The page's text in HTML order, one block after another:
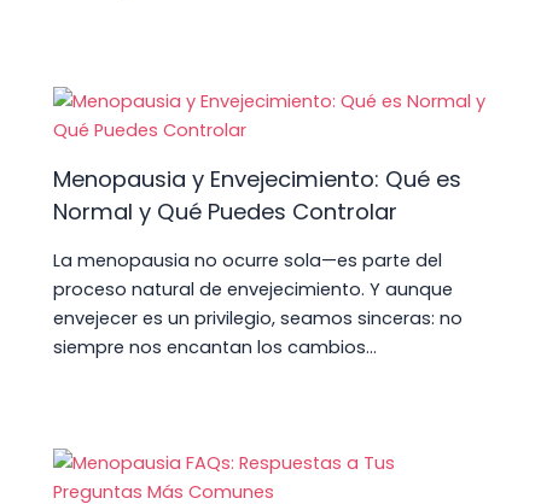
Menopausia y Envejecimiento: Qué es
Normal y Qué Puedes Controlar
La menopausia no ocurre sola—es parte del
proceso natural de envejecimiento. Y aunque
envejecer es un privilegio, seamos sinceras: no
siempre nos encantan los cambios…